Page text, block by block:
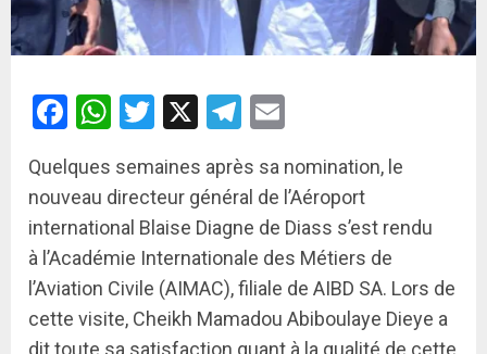
Facebook
WhatsApp
Twitter
X Telegram
Quelques semaines après sa nomination, le
nouveau directeur général de l’Aéroport
international Blaise Diagne de Diass s’est rendu
à l’Académie Internationale des Métiers de
l’Aviation Civile (AIMAC), filiale de AIBD SA. Lors de
cette visite, Cheikh Mamadou Abiboulaye Dieye a